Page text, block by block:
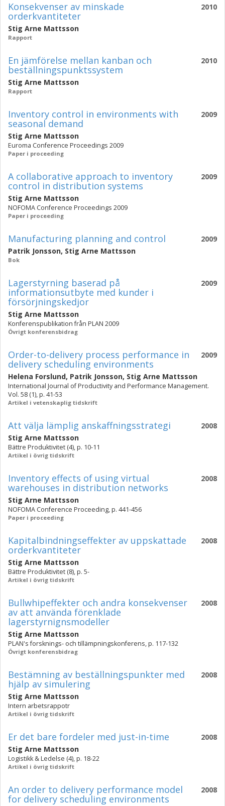
2010
Konsekvenser av minskade
orderkvantiteter
Stig Arne Mattsson
Rapport
2010
En jämförelse mellan kanban och
beställningspunktssystem
Stig Arne Mattsson
Rapport
2009
Inventory control in environments with
seasonal demand
Stig Arne Mattsson
Euroma Conference Proceedings 2009
Paper i proceeding
2009
A collaborative approach to inventory
control in distribution systems
Stig Arne Mattsson
NOFOMA Conference Proceedings 2009
Paper i proceeding
2009
Manufacturing planning and control
Patrik Jonsson, Stig Arne Mattsson
Bok
2009
Lagerstyrning baserad på
informationsutbyte med kunder i
försörjningskedjor
Stig Arne Mattsson
Konferenspublikation från PLAN 2009
Övrigt konferensbidrag
2009
Order-to-delivery process performance in
delivery scheduling environments
Helena Forslund, Patrik Jonsson, Stig Arne Mattsson
International Journal of Productivity and Performance Management.
Vol. 58 (1), p. 41-53
Artikel i vetenskaplig tidskrift
2008
Att välja lämplig anskaffningsstrategi
Stig Arne Mattsson
Bättre Produktivitet (4), p. 10-11
Artikel i övrig tidskrift
2008
Inventory effects of using virtual
warehouses in distribution networks
Stig Arne Mattsson
NOFOMA Conference Proceeding, p. 441-456
Paper i proceeding
2008
Kapitalbindningseffekter av uppskattade
orderkvantiteter
Stig Arne Mattsson
Bättre Produktivitet (8), p. 5-
Artikel i övrig tidskrift
2008
Bullwhipeffekter och andra konsekvenser
av att använda förenklade
lagerstyrnignsmodeller
Stig Arne Mattsson
PLAN's forsknings- och tillämpningskonferens, p. 117-132
Övrigt konferensbidrag
2008
Bestämning av beställningspunkter med
hjälp av simulering
Stig Arne Mattsson
Intern arbetsrappotr
Artikel i övrig tidskrift
2008
Er det bare fordeler med just-in-time
Stig Arne Mattsson
Logistikk & Ledelse (4), p. 18-22
Artikel i övrig tidskrift
2008
An order to delivery performance model
for delivery scheduling environments